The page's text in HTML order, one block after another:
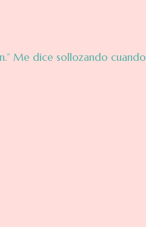
Me dice sollozando cuando